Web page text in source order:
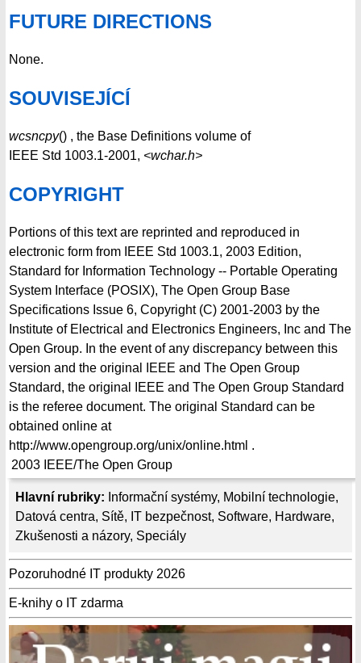
Hlavní rubriky: Informační systémy, Mobilní technologie,
Datová centra, Sítě, IT bezpečnost, Software, Hardware,
Zkušenosti a názory, Speciály
Pozoruhodné IT produkty 2026
E-knihy o IT zdarma
FUTURE DIRECTIONS
None.
SOUVISEJÍCÍ
wcsncpy() , the Base Definitions volume of
IEEE Std 1003.1-2001, <wchar.h>
COPYRIGHT
Portions of this text are reprinted and reproduced in
electronic form from IEEE Std 1003.1, 2003 Edition,
Standard for Information Technology -- Portable Operating
System Interface (POSIX), The Open Group Base
Specifications Issue 6, Copyright (C) 2001-2003 by the
Institute of Electrical and Electronics Engineers, Inc and The
Open Group. In the event of any discrepancy between this
version and the original IEEE and The Open Group
Standard, the original IEEE and The Open Group Standard
is the referee document. The original Standard can be
obtained online at
http://www.opengroup.org/unix/online.html .
2003 IEEE/The Open Group